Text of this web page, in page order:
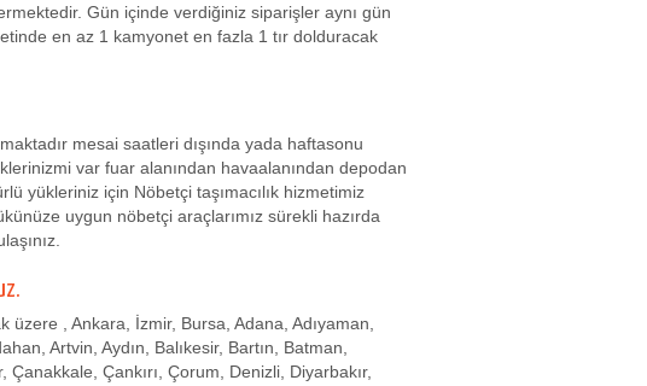
Gün içinde verdiğiniz siparişler aynı gün
en az 1 kamyonet en fazla 1 tır dolduracak
mesai saatleri dışında yada haftasonu
var fuar alanından havaalanından depodan
yükleriniz için Nöbetçi taşımacılık hizmetimiz
uygun nöbetçi araçlarımız sürekli hazırda
üzere , Ankara, İzmir, Bursa, Adana, Adıyaman,
Artvin, Aydın, Balıkesir, Bartın, Batman,
Çankırı, Çorum, Denizli, Diyarbakır,